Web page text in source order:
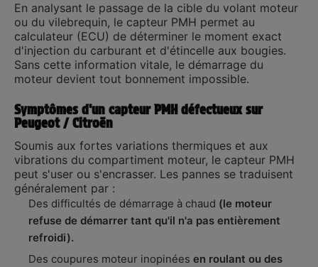
En analysant le passage de la cible du volant moteur
ou du vilebrequin, le capteur PMH permet au
calculateur (ECU) de déterminer le moment exact
d'injection du carburant et d'étincelle aux bougies.
Sans cette information vitale, le démarrage du
moteur devient tout bonnement impossible.
Symptômes d'un capteur PMH défectueux sur
Peugeot / Citroën
Soumis aux fortes variations thermiques et aux
vibrations du compartiment moteur, le capteur PMH
peut s'user ou s'encrasser. Les pannes se traduisent
généralement par :
Des difficultés de démarrage à chaud (le moteur
refuse de démarrer tant qu'il n'a pas entièrement
refroidi).
Des coupures moteur inopinées en roulant ou des